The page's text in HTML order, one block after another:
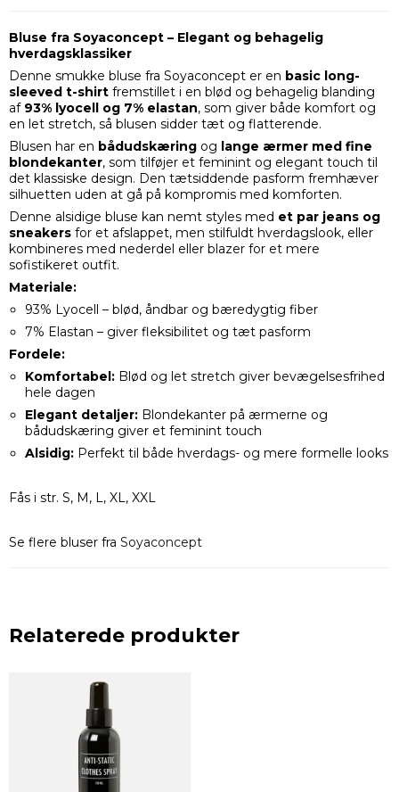
Bluse fra Soyaconcept – Elegant og behagelig
hverdagsklassiker
Denne smukke bluse fra Soyaconcept er en basic long-
sleeved t-shirt fremstillet i en blød og behagelig blanding
af 93% lyocell og 7% elastan, som giver både komfort og
en let stretch, så blusen sidder tæt og flatterende.
Blusen har en bådudskæring og lange ærmer med fine
blondekanter, som tilføjer et feminint og elegant touch til
det klassiske design. Den tætsiddende pasform fremhæver
silhuetten uden at gå på kompromis med komforten.
Denne alsidige bluse kan nemt styles med et par jeans og
sneakers for et afslappet, men stilfuldt hverdagslook, eller
kombineres med nederdel eller blazer for et mere
sofistikeret outfit.
Materiale:
93% Lyocell – blød, åndbar og bæredygtig fiber
7% Elastan – giver fleksibilitet og tæt pasform
Fordele:
Komfortabel:Blød og let stretch giver bevægelsesfrihed
hele dagen
Elegant detaljer:Blondekanter på ærmerne og
bådudskæring giver et feminint touch
Alsidig:Perfekt til både hverdags- og mere formelle looks
Fås i str. S, M, L, XL, XXL
Se flere bluser fra Soyaconcept
Relaterede produkter